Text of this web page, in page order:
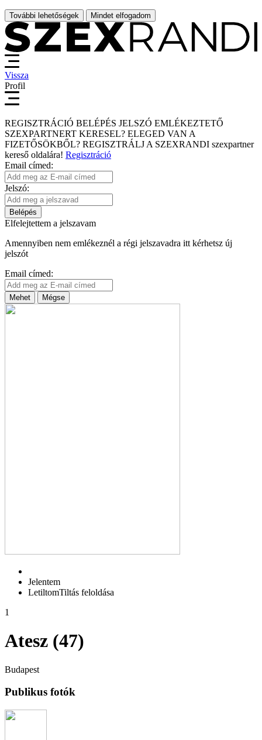
További lehetőségek Mindet elfogadom
Vissza
Profil
REGISZTRÁCIÓ BELÉPÉS JELSZÓ EMLÉKEZTETŐ
SZEXPARTNERT KERESEL? ELEGED VAN A
FIZETŐSÖKBŐL? REGISZTRÁLJ A SZEXRANDI szexpartner
kereső oldalára! Regisztráció
Email címed:
Jelszó:
Belépés
Elfelejtettem a jelszavam
Amennyiben nem emlékeznél a régi jelszavadra itt kérhetsz új
jelszót
Email címed:
Mehet Mégse
Jelentem
LetiltomTiltás feloldása
1
Atesz (47)
Budapest
Publikus fotók